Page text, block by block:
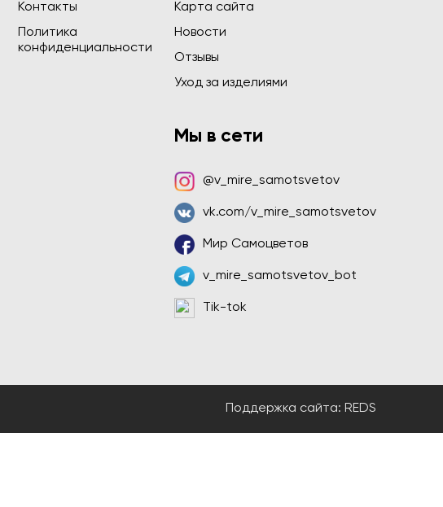
Контакты
Политика
конфиденциальности
Карта сайта
Новости
Отзывы
Уход за изделиями
Мы в сети
@v_mire_samotsvetov
vk.com/v_mire_samotsvetov
Мир Самоцветов
v_mire_samotsvetov_bot
Tik-tok
Поддержка сайта: REDS